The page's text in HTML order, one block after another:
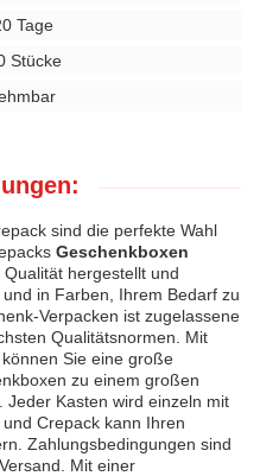
Tage
Stücke
sind die perfekte Wahl
Geschenkboxen
hergestellt und
in Farben, Ihrem Bedarf zu
Verpacken ist zugelassene
Qualitätsnormen. Mit
Sie eine große
zu einem großen
Jeder Kasten wird einzeln mit
Crepack kann Ihren
Zahlungsbedingungen sind
Mit einer